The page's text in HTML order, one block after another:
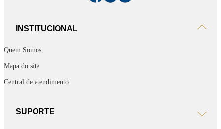
INSTITUCIONAL
Quem Somos
Mapa do site
Central de atendimento
SUPORTE